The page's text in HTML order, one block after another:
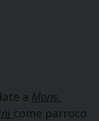
a Mons.
come parroco